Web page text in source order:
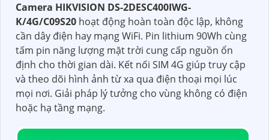
Camera HIKVISION DS-2DESC400IWG-
K/4G/C09S20 hoạt động hoàn toàn độc lập, không
cần dây điện hay mạng WiFi. Pin lithium 90Wh cùng
tấm pin năng lượng mặt trời cung cấp nguồn ổn
định cho thời gian dài. Kết nối SIM 4G giúp truy cập
và theo dõi hình ảnh từ xa qua điện thoại mọi lúc
mọi nơi. Giải pháp lý tưởng cho vùng không có điện
hoặc hạ tầng mạng.